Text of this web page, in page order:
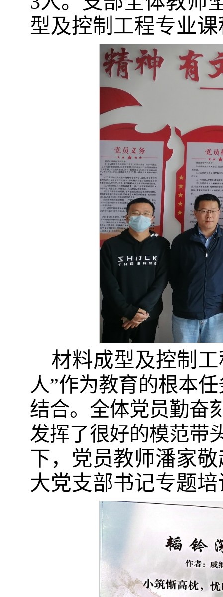
型及控制工程专业
材料成型及控制
人”作为教育的根本
结合。全体党员勤奋
发挥了很好的模范带
下， 党员教师潘家敬
大党支部书记专题